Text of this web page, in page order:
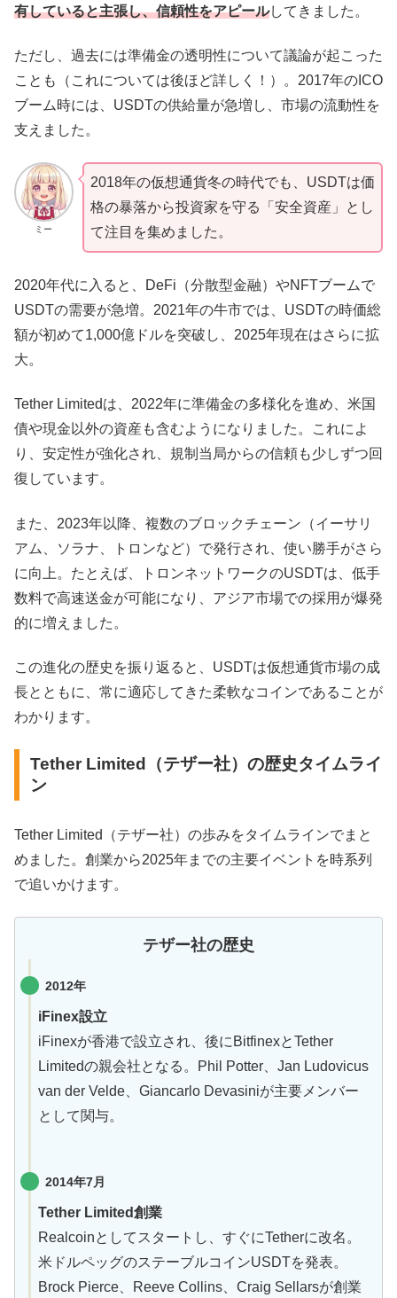
有していると主張し、信頼性をアピールしてきました。
ただし、過去には準備金の透明性について議論が起こった
ことも（これについては後ほど詳しく！）。2017年のICO
ブーム時には、USDTの供給量が急増し、市場の流動性を
支えました。
ミー
2018年の仮想通貨冬の時代でも、USDTは価
格の暴落から投資家を守る「安全資産」とし
て注目を集めました。
2020年代に入ると、DeFi（分散型金融）やNFTブームで
USDTの需要が急増。2021年の牛市では、USDTの時価総
額が初めて1,000億ドルを突破し、2025年現在はさらに拡
大。
Tether Limitedは、2022年に準備金の多様化を進め、米国
債や現金以外の資産も含むようになりました。これによ
り、安定性が強化され、規制当局からの信頼も少しずつ回
復しています。
また、2023年以降、複数のブロックチェーン（イーサリ
アム、ソラナ、トロンなど）で発行され、使い勝手がさら
に向上。たとえば、トロンネットワークのUSDTは、低手
数料で高速送金が可能になり、アジア市場での採用が爆発
的に増えました。
この進化の歴史を振り返ると、USDTは仮想通貨市場の成
長とともに、常に適応してきた柔軟なコインであることが
わかります。
Tether Limited（テザー社）の歴史タイムライ
ン
Tether Limited（テザー社）の歩みをタイムラインでまと
めました。創業から2025年までの主要イベントを時系列
で追いかけます。
テザー社の歴史
2012年
iFinex設立
iFinexが香港で設立され、後にBitfinexとTether
Limitedの親会社となる。Phil Potter、Jan Ludovicus
van der Velde、Giancarlo Devasiniが主要メンバー
として関与。
2014年7月
Tether Limited創業
Realcoinとしてスタートし、すぐにTetherに改名。
米ドルペッグのステーブルコインUSDTを発表。
Brock Pierce、Reeve Collins、Craig Sellarsが創業